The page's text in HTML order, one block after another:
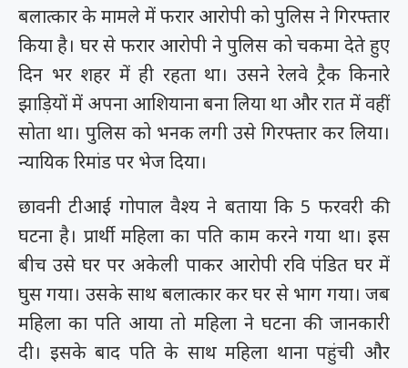
बलात्कार के मामले में फरार आरोपी को पुलिस ने गिरफ्तार
किया है। घर से फरार आरोपी ने पुलिस को चकमा देते हुए
दिन भर शहर में ही रहता था। उसने रेलवे ट्रैक किनारे
झाड़ियों में अपना आशियाना बना लिया था और रात में वहीं
सोता था। पुलिस को भनक लगी उसे गिरफ्तार कर लिया।
न्यायिक रिमांड पर भेज दिया।
छावनी टीआई गोपाल वैश्य ने बताया कि 5 फरवरी की
घटना है। प्रार्थी महिला का पति काम करने गया था। इस
बीच उसे घर पर अकेली पाकर आरोपी रवि पंडित घर में
घुस गया। उसके साथ बलात्कार कर घर से भाग गया। जब
महिला का पति आया तो महिला ने घटना की जानकारी
दी। इसके बाद पति के साथ महिला थाना पहुंची और